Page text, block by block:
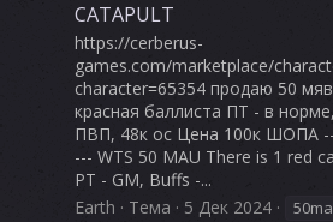
CATAPULT
https://cerberus-
games.com/marketplace/
character=65354 продаю 50
красная баллиста ПТ - в
ПВП, 48к ос Цена 100к ШОПА
--- WTS 50 MAU There is 1 red
PT - GM, Buffs -...
Earth
Тема 5 Дек 2024